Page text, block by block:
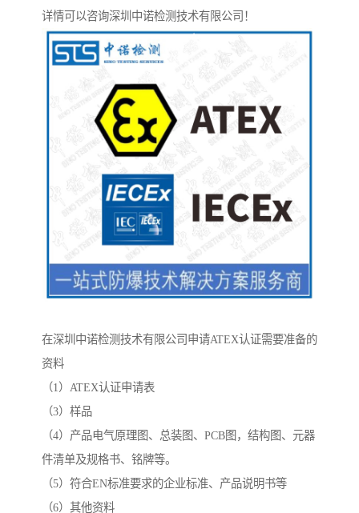
详情可以咨询深圳中诺检测技术有限公司！
在深圳中诺检测技术有限公司申请ATEX认证需要准备的
资料
（1）ATEX认证申请表
（3）样品
（4）产品电气原理图、总装图、PCB图，结构图、元器
件清单及规格书、铭牌等。
（5）符合EN标准要求的企业标准、产品说明书等
（6）其他资料